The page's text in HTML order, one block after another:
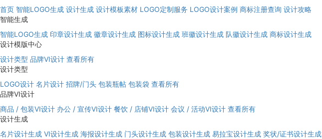
首页 智能LOGO生成 设计生成 设计模板素材 LOGO定制服务 LOGO设计案例 商标注册查询 设计攻略
智能生成
智能LOGO生成 印章设计生成 徽章设计生成 图标设计生成 班徽设计生成 队徽设计生成 商标设计生成
设计模版中心
设计类型 品牌VI设计 查看所有
设计类型
LOGO设计 名片设计 招牌/门头 包装瓶帖 包装袋 查看所有
品牌VI设计
商品 / 包装VI设计 办公 / 宣传VI设计 餐饮 / 店铺VI设计 会议 / 活动VI设计 查看所有
设计生成
名片设计生成 VI设计生成 海报设计生成 门头设计生成 包装设计生成 易拉宝设计生成 奖状/证书设计生成